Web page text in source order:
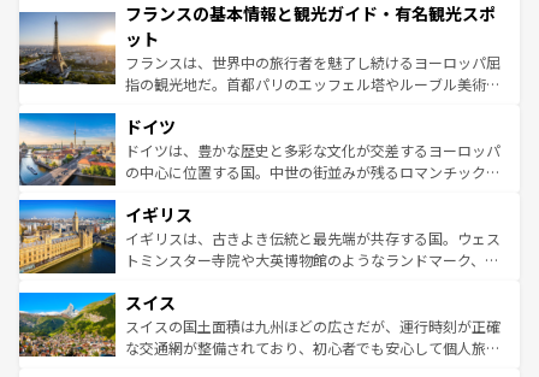
ませてくれるイタリアで、忘れられない旅をしてみよう！
なお、新着のイタリア情報は
しい。
文化が根付くこの国では、情熱的なフラメンコ、熱気あふ
れる闘牛、そして美味しいタパスが生活の一部となってい
る。首都マドリードの洗練された雰囲気や、バルセロナの
アートに溢れた街角から、地方では古代ローマ遺跡や中世
せる。地方によって風土や気候が異なるスペインはその個
性で訪れる人を魅了する。 なお、新着のスペイン情報は コ
ンテンツ一覧を参照してほしい。
フランスの基本情報と観光ガイド・有名観光スポ
ット
フランスは、世界中の旅行者を魅了し続けるヨーロッパ屈
指の観光地だ。首都パリのエッフェル塔やルーブル美術館
で、幅広い魅力が詰まっている。華麗な宮殿、歴史的な大
聖堂、美しいビーチ、そして豊かな自然が、訪れる者を心
から魅了する。また、フランスは美食の国としても知ら
いる。シャンパンの発祥地であるランス、プロヴァンスの
香り高いラベンダー畑など、多彩な楽しみ方が可能だ。さ
らに、パリ以外の地域にも魅力が溢れており、どの街角に
れる地方に足を運ぶとそれぞれで全く異なる文化を体験で
きるだろう。 なお、新着のフランス情報はコンテンツ一覧
を参照してほしい。
ドイツ
ドイツは、豊かな歴史と多彩な文化が交差するヨーロッパ
の中心に位置する国。中世の街並みが残るロマンチック街
顔を持つこの国は、どこを歩いても飽きることがない。ベ
ルリンの文化的活気、バイエルン州のアルプスの絶景、そ
してライン川沿いのワイン畑といった風景は必見。ビール
は、お酒好きな人にはぜひ体験してほしい。 なお、新着の
ドイツ情報はコンテンツ一覧を参照してほしい。
イギリス
イギリスは、古きよき伝統と最先端が共存する国。ウェス
トミンスター寺院や大英博物館のようなランドマーク、歴
リアごとに異なる魅力がある。また、優雅なアフタヌーン
ティー、ビール好きにはたまらない英国パブ、サッカー観
戦など、本場だからこそできる体験も豊富。イギリスを旅
スイス
スイスの国土面積は九州ほどの広さだが、運行時刻が正確
な交通網が整備されており、初心者でも安心して個人旅行